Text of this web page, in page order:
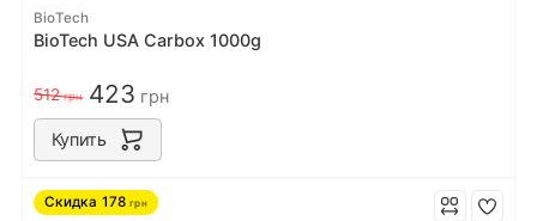
BioTech
BioTech USA Carbox 1000g
512грн 423 грн
Купить
Скидка 178 грн